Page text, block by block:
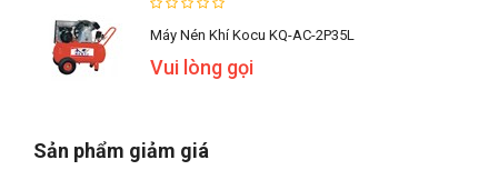
Máy Nén Khí Kocu KQ-AC-2P35L
Vui lòng gọi
Sản phẩm giảm giá